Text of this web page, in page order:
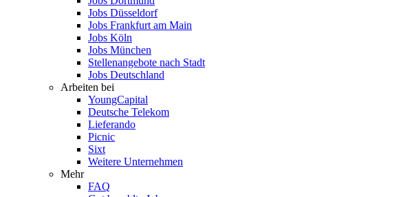
Jobs Düsseldorf
Jobs Frankfurt am Main
Jobs Köln
Jobs München
Stellenangebote nach Stadt
Jobs Deutschland
Arbeiten bei
YoungCapital
Deutsche Telekom
Lieferando
Picnic
Sixt
Weitere Unternehmen
Mehr
FAQ